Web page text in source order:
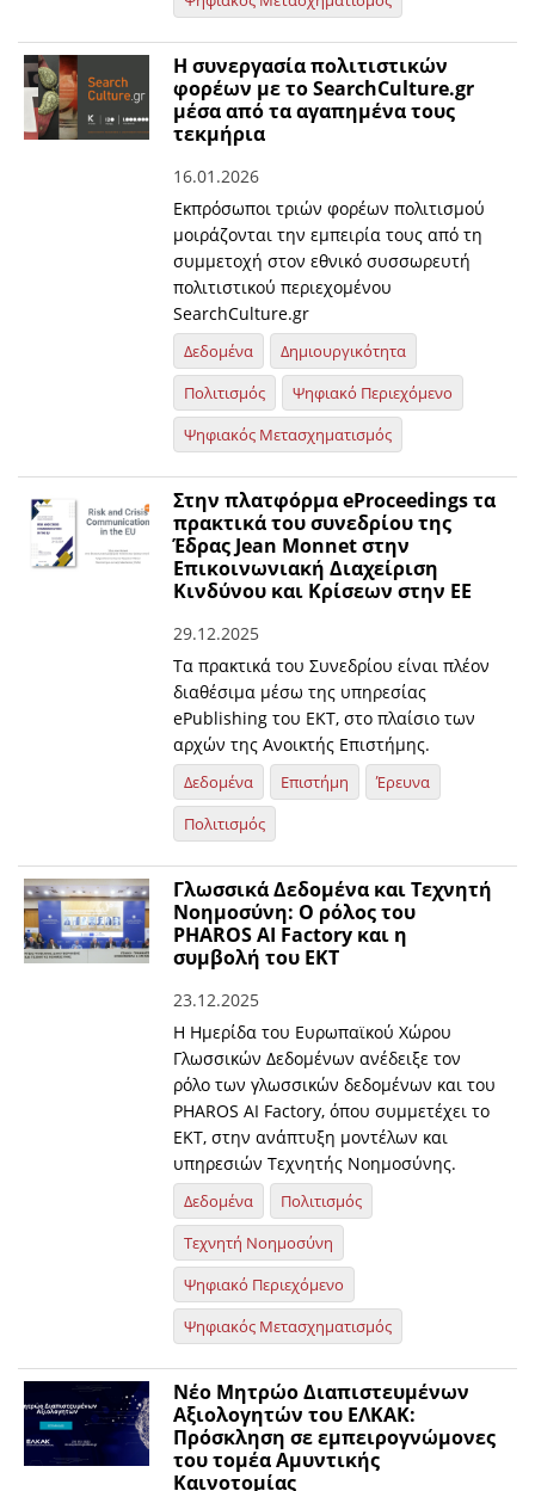
Η συνεργασία πολιτιστικών
φορέων με το SearchCulture.gr
μέσα από τα αγαπημένα τους
τεκμήρια
16.01.2026
Εκπρόσωποι τριών φορέων πολιτισμού
μοιράζονται την εμπειρία τους από τη
συμμετοχή στον εθνικό συσσωρευτή
πολιτιστικού περιεχομένου
SearchCulture.gr
Δεδομένα
Δημιουργικότητα
Πολιτισμός
Ψηφιακό Περιεχόμενο
Ψηφιακός Μετασχηματισμός
Στην πλατφόρμα eProceedings τα
πρακτικά του συνεδρίου της
Έδρας Jean Monnet στην
Επικοινωνιακή Διαχείριση
Κινδύνου και Κρίσεων στην EE
29.12.2025
Τα πρακτικά του Συνεδρίου είναι πλέον
διαθέσιμα μέσω της υπηρεσίας
ePublishing του ΕΚΤ, στο πλαίσιο των
αρχών της Ανοικτής Επιστήμης.
Δεδομένα Επιστήμη
Έρευνα
Πολιτισμός
Γλωσσικά Δεδομένα και Τεχνητή
Νοημοσύνη: O ρόλος του
PHAROS AI Factory και η
συμβολή του ΕΚΤ
23.12.2025
Η Ημερίδα του Ευρωπαϊκού Χώρου
Γλωσσικών Δεδομένων ανέδειξε τον
ρόλο των γλωσσικών δεδομένων και του
PHAROS AI Factory, όπου συμμετέχει το
ΕΚΤ, στην ανάπτυξη μοντέλων και
υπηρεσιών Τεχνητής Νοημοσύνης.
Δεδομένα
Πολιτισμός
Τεχνητή Νοημοσύνη
Ψηφιακό Περιεχόμενο
Ψηφιακός Μετασχηματισμός
Νέο Μητρώο Διαπιστευμένων
Αξιολογητών του ΕΛΚΑΚ:
Πρόσκληση σε εμπειρογνώμονες
του τομέα Aμυντικής
Kαινοτομίας